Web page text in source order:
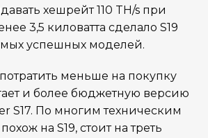
хешрейт 110 TH/s при
3,5 киловатта сделало S19
успешных моделей.
меньше на покупку
и более бюджетную версию
S17. По многим техническим
на S19, стоит на треть